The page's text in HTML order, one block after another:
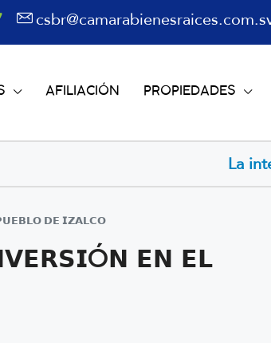
AFILIACIÓN PROPIEDADES
La inteligencia artificial
𝗗𝗘 𝗜𝗭𝗔𝗟𝗖𝗢
𝗘𝗡 𝗘𝗟